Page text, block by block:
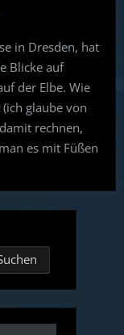
Das
in
in Dresden, hat
Blicke auf
der Elbe. Wie
glaube von
rechnen,
es mit Füßen